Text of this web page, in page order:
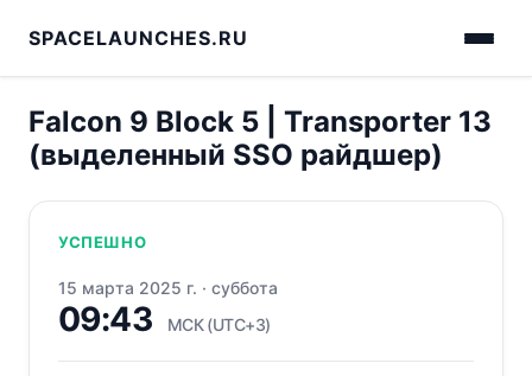
SPACELAUNCHES.RU
Falcon 9 Block 5 | Transporter 13
(выделенный SSO райдшер)
УСПЕШНО
15 марта 2025 г. · суббота
09:43 МСК (UTC+3)